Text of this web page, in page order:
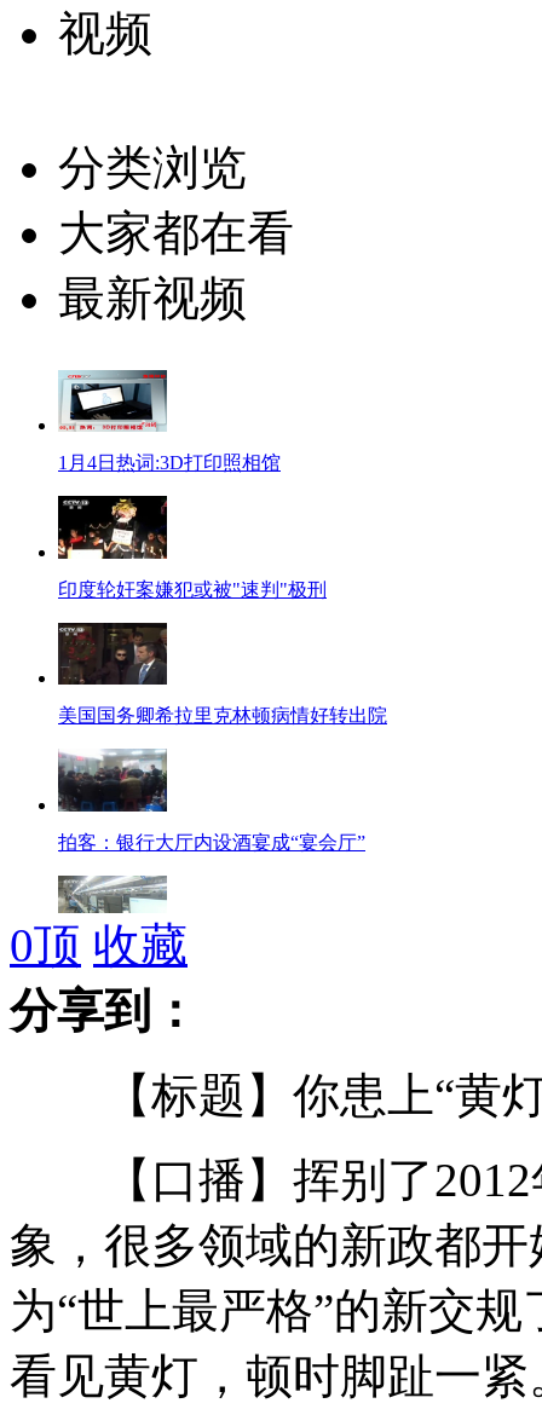
视频
分类浏览
大家都在看
最新视频
1月4日热词:3D打印照相馆
印度轮奸案嫌犯或被"速判"极刑
美国国务卿希拉里克林顿病情好转出院
拍客：银行大厅内设酒宴成“宴会厅”
我国电视企业受制于人身陷困境
六境外公司价格垄断被罚3.53亿
拍客：20130104婚姻登记处情侣扎堆
0顶 收藏
分享到：
【标题】你患上“黄灯
【口播】挥别了2012
象，很多领域的新政都
为“世上最严格”的新交
看见黄灯，顿时脚趾一紧